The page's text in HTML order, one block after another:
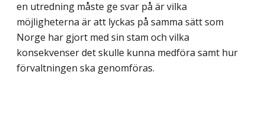
en utredning måste ge svar på är vilka
möjligheterna är att lyckas på samma sätt som
Norge har gjort med sin stam och vilka
konsekvenser det skulle kunna medföra samt hur
förvaltningen ska genomföras.